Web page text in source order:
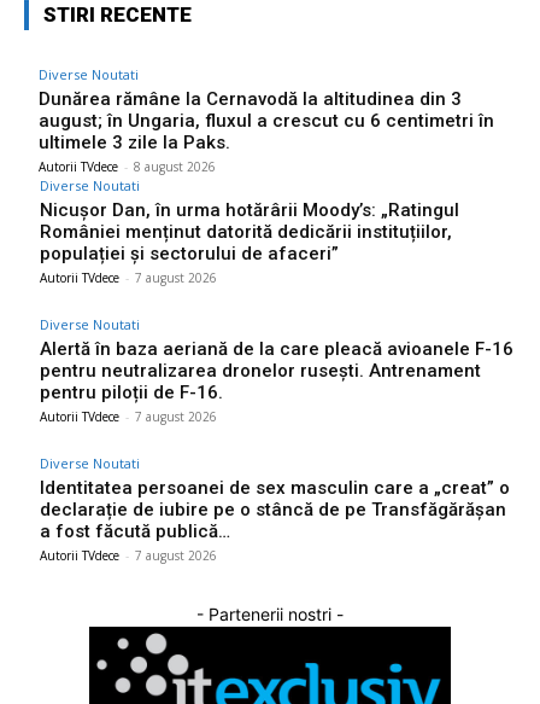
STIRI RECENTE
Diverse Noutati
Dunărea rămâne la Cernavodă la altitudinea din 3
august; în Ungaria, fluxul a crescut cu 6 centimetri în
ultimele 3 zile la Paks.
Autorii TVdece - 8 august 2026
Diverse Noutati
Nicușor Dan, în urma hotărârii Moody’s: „Ratingul
României menținut datorită dedicării instituțiilor,
populației și sectorului de afaceri”
Autorii TVdece - 7 august 2026
Diverse Noutati
Alertă în baza aeriană de la care pleacă avioanele F-16
pentru neutralizarea dronelor rusești. Antrenament
pentru piloții de F-16.
Autorii TVdece - 7 august 2026
Diverse Noutati
Identitatea persoanei de sex masculin care a „creat” o
declarație de iubire pe o stâncă de pe Transfăgărășan
a fost făcută publică…
Autorii TVdece - 7 august 2026
- Partenerii nostri -